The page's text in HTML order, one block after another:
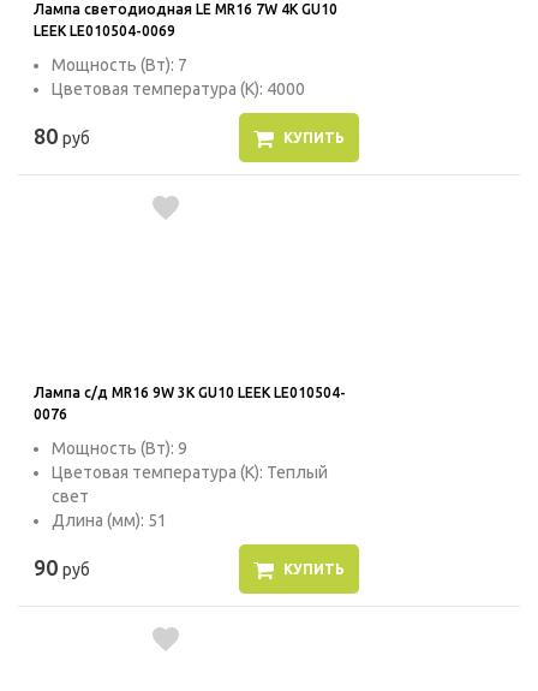
Лампа светодиодная LE MR16 7W 4K GU10
LEEK LE010504-0069
Мощность (Вт): 7
Цветовая температура (К): 4000
80 руб КУПИТЬ
Лампа с/д MR16 9W 3K GU10 LEEK LE010504-
0076
Мощность (Вт): 9
Цветовая температура (К): Теплый
свет
Длина (мм): 51
90 руб КУПИТЬ